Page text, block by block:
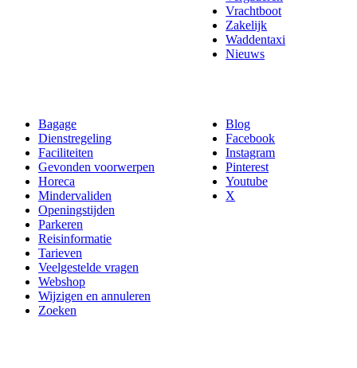
Vrachtboot
Zakelijk
Waddentaxi
Nieuws
Bagage
Dienstregeling
Faciliteiten
Gevonden voorwerpen
Horeca
Mindervaliden
Openingstijden
Parkeren
Reisinformatie
Tarieven
Veelgestelde vragen
Webshop
Wijzigen en annuleren
Zoeken
Blog
Facebook
Instagram
Pinterest
Youtube
X